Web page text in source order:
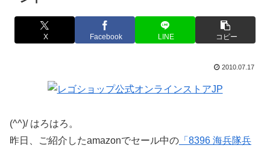
X Facebook LINE コピー
2010.07.17
(^^)/ はろはろ。
昨日、ご紹介したamazonでセール中の 「8396 海兵隊兵